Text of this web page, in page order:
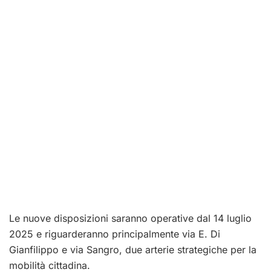
Le nuove disposizioni saranno operative dal 14 luglio
2025 e riguarderanno principalmente via E. Di
Gianfilippo e via Sangro, due arterie strategiche per la
mobilità cittadina.